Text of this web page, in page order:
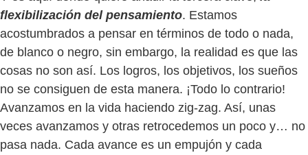
flexibilización del pensamiento. Estamos
acostumbrados a pensar en términos de todo o nada,
de blanco o negro, sin embargo, la realidad es que las
cosas no son así. Los logros, los objetivos, los sueños
no se consiguen de esta manera. ¡Todo lo contrario!
Avanzamos en la vida haciendo zig-zag. Así, unas
veces avanzamos y otras retrocedemos un poco y… no
pasa nada. Cada avance es un empujón y cada